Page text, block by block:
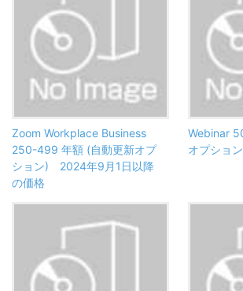
Zoom Workplace Business
250-499 年額 (自動更新オプ
ション) 2024年9月1日以降
の価格
Webinar
オプショ